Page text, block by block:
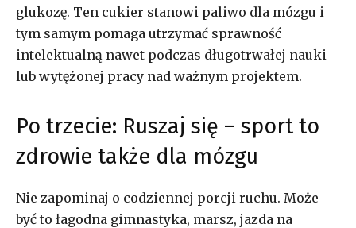
glukozę. Ten cukier stanowi paliwo dla mózgu i
tym samym pomaga utrzymać sprawność
intelektualną nawet podczas długotrwałej nauki
lub wytężonej pracy nad ważnym projektem.
Po trzecie: Ruszaj się ­­– sport to
zdrowie także dla mózgu
Nie zapominaj o codziennej porcji ruchu. Może
być to łagodna gimnastyka, marsz, jazda na